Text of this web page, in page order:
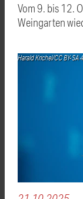
Vom 9. bis 12.
Weingarten
Harald Krichel/CC BY-SA